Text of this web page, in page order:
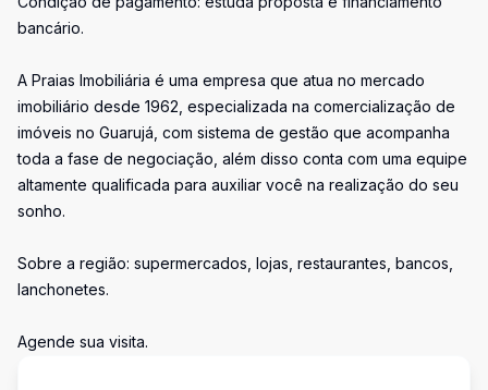
bancário.
A Praias Imobiliária é uma empresa que atua no mercado
imobiliário desde 1962, especializada na comercialização de
imóveis no Guarujá, com sistema de gestão que acompanha
toda a fase de negociação, além disso conta com uma equipe
altamente qualificada para auxiliar você na realização do seu
sonho.
Sobre a região: supermercados, lojas, restaurantes, bancos,
lanchonetes.
Agende sua visita.